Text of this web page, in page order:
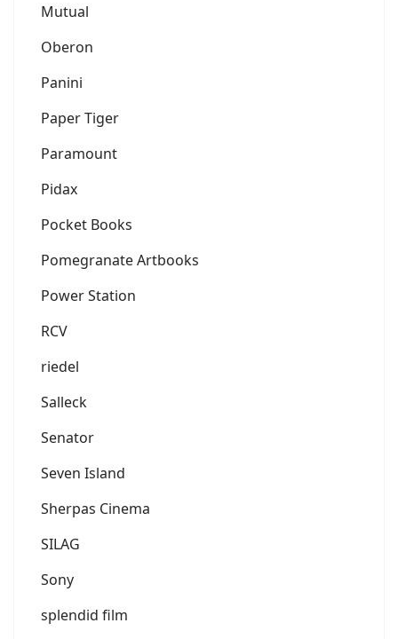
Mutual
Oberon
Panini
Paper Tiger
Paramount
Pidax
Pocket Books
Pomegranate Artbooks
Power Station
RCV
riedel
Salleck
Senator
Seven Island
Sherpas Cinema
SILAG
Sony
splendid film